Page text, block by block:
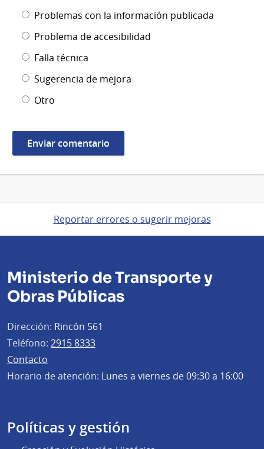
Problemas con la información publicada
Problema de accesibilidad
Falla técnica
Sugerencia de mejora
Otro
Reportar errores o sugerir mejoras
Ministerio de Transporte y
Obras Públicas
Dirección: Rincón 561
Teléfono: 2915 8333
Contacto
Horario de atención: Lunes a viernes de 09:30 a 16:00
Políticas y gestión